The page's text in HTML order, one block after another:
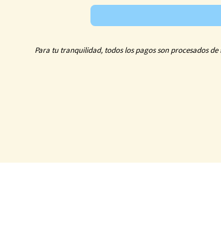
Para tu tranquilidad, todos los pagos son procesados